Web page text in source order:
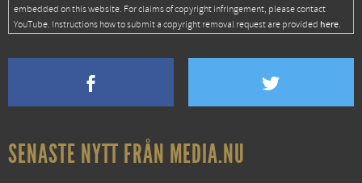
embedded on this website. For claims of copyright infringement, please contact
YouTube. Instructions how to submit a copyright removal request are provided here.
SENASTE NYTT FRÅN MEDIA.NU